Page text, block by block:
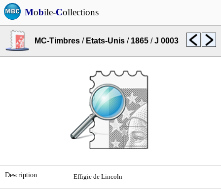
Mobile-Collections
MC-Timbres / Etats-Unis / 1865 /J 0003
Description Effigie de Lincoln